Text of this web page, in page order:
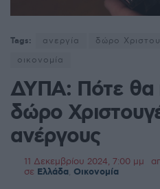
Tags: ανεργία δώρο
οικονομία
ΔΥΠΑ: Πότε θα
δώρο
ανέργους
11 Δεκεμβρίου 2024, 7:00 μμ
σε Ελλάδα Οικονομία